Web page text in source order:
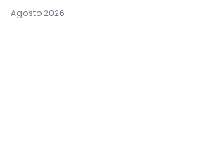
Agosto 2026